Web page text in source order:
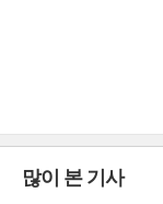
많이 본 기사